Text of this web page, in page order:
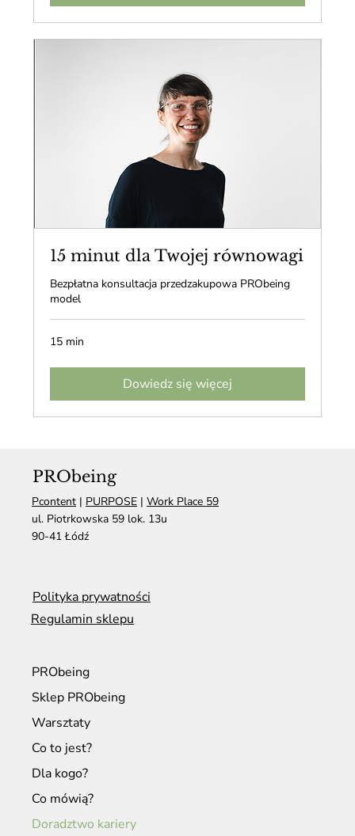
15 minut dla Twojej równowagi
Bezpłatna konsultacja przedzakupowa PRObeing
model
15 min
Dowiedz się więcej
PRObeing
Pcontent | PURPOSE | Work Place 59
ul. Piotrkowska 59 lok. 13u
90-41 Łódź
Polityka prywatności
Regulamin sklepu
PRObeing
Sklep PRObeing
Warsztaty
Co to jest?
Dla kogo?
Co mówią?
Doradztwo kariery